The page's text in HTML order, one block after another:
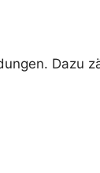
Dazu